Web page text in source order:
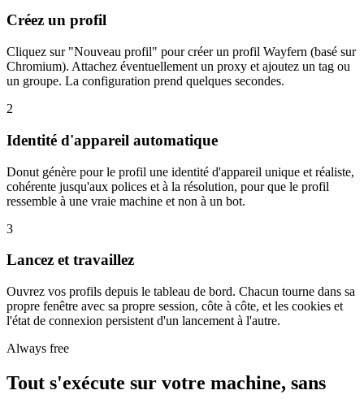
Créez un profil
Cliquez sur "Nouveau profil" pour créer un profil Wayfern (basé sur
Chromium). Attachez éventuellement un proxy et ajoutez un tag ou
un groupe. La configuration prend quelques secondes.
2
Identité d'appareil automatique
Donut génère pour le profil une identité d'appareil unique et réaliste,
cohérente jusqu'aux polices et à la résolution, pour que le profil
ressemble à une vraie machine et non à un bot.
3
Lancez et travaillez
Ouvrez vos profils depuis le tableau de bord. Chacun tourne dans sa
propre fenêtre avec sa propre session, côte à côte, et les cookies et
l'état de connexion persistent d'un lancement à l'autre.
Always free
Tout s'exécute sur votre machine, sans